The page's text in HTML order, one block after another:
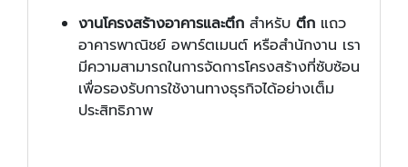
งานโครงสร้างอาคารและตึก สำหรับ ตึก แถว
อาคารพาณิชย์ อพาร์ตเมนต์ หรือสำนักงาน เรา
มีความสามารถในการจัดการโครงสร้างที่ซับซ้อน
เพื่อรองรับการใช้งานทางธุรกิจได้อย่างเต็ม
ประสิทธิภาพ